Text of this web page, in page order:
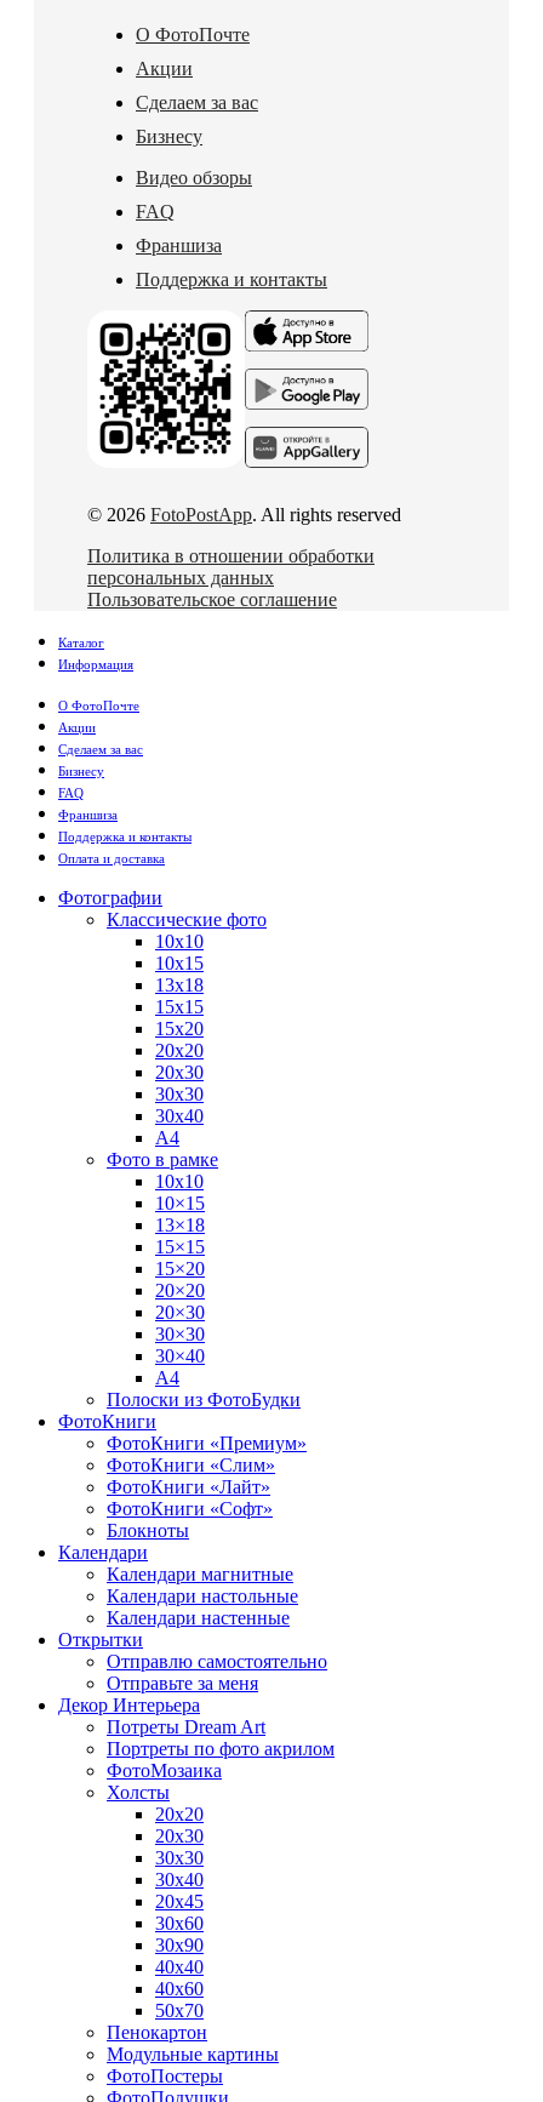
О ФотоПочте
Акции
Сделаем за вас
Бизнесу
Видео обзоры
FAQ
Франшиза
Поддержка и контакты
© 2026 FotoPostApp. All rights reserved
Политика в отношении обработки
персональных данных
Пользовательское соглашение
Каталог
Информация
О ФотоПочте
Акции
Сделаем за вас
Бизнесу
FAQ
Франшиза
Поддержка и контакты
Оплата и доставка
Фотографии
Классические фото
10х10
10х15
13х18
15х15
15х20
20х20
20х30
30х30
30х40
А4
Фото в рамке
10х10
10×15
13×18
15×15
15×20
20×20
20×30
30×30
30×40
A4
Полоски из ФотоБудки
ФотоКниги
ФотоКниги «Премиум»
ФотоКниги «Слим»
ФотоКниги «Лайт»
ФотоКниги «Софт»
Блокноты
Календари
Календари магнитные
Календари настольные
Календари настенные
Открытки
Отправлю самостоятельно
Отправьте за меня
Декор Интерьера
Потреты Dream Art
Портреты по фото акрилом
ФотоМозаика
Холсты
20х20
20х30
30х30
30х40
20х45
30х60
30х90
40х40
40х60
50х70
Пенокартон
Модульные картины
ФотоПостеры
ФотоПодушки